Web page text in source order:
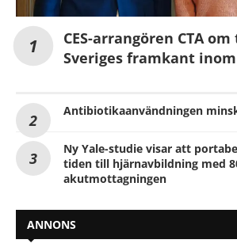
CES-arrangören CTA
Sveriges framkant
Antibiotikaanvändningen
Ny Yale-studie visar att
tiden till hjärnavbildning med
akutmottagningen
ANNONS